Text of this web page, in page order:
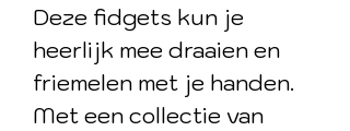
Deze fidgets kun je
heerlijk mee draaien en
friemelen met je handen.
Met een collectie van